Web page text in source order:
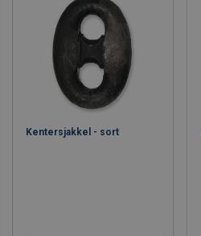
Kentersjakkel - sort